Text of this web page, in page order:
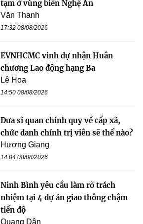
tạm ở vùng biên Nghệ An
Văn Thanh
17:32 08/08/2026
EVNHCMC vinh dự nhận Huân
chương Lao động hạng Ba
Lê Hoa
14:50 08/08/2026
Đưa sĩ quan chính quy về cấp xã,
chức danh chính trị viên sẽ thế nào?
Hương Giang
14:04 08/08/2026
Ninh Bình yêu cầu làm rõ trách
nhiệm tại 4 dự án giao thông chậm
tiến độ
Quang Dân